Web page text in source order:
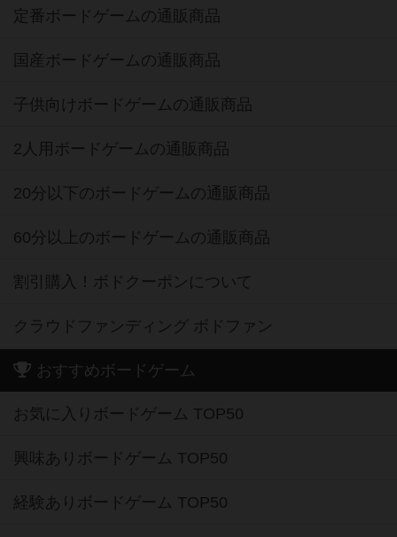
定番ボードゲームの通販商品
国産ボードゲームの通販商品
子供向けボードゲームの通販商品
2人用ボードゲームの通販商品
20分以下のボードゲームの通販商品
60分以上のボードゲームの通販商品
割引購入！ボドクーポンについて
クラウドファンディング ボドファン
おすすめボードゲーム
お気に入りボードゲーム TOP50
興味ありボードゲーム TOP50
経験ありボードゲーム TOP50